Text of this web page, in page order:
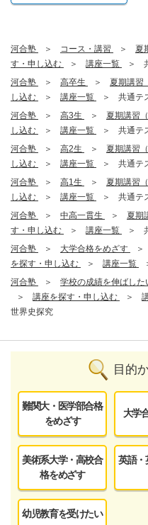
河合塾 コース・講習 夏
す・申し込む
講座一覧
河合塾
高卒生 夏期講習
し込む
講座一覧
共通テ
河合塾
高3生 夏期講習
し込む
講座一覧
共通テ
河合塾
高2生 夏期講習
し込む
講座一覧
共通テ
河合塾
高1生 夏期講習
し込む
講座一覧
共通テ
河合塾
中高一貫生 夏期
す・申し込む
講座一覧
河合塾
大学合格をめざす
を探す・申し込む
講座一覧
河合塾
学校の成績を伸ばした
講座を探す・申し込む
世界史探究
目的
難関大・医学部合格
をめざす
大学
美術系大学・高校合
格をめざす
英語・
幼児教育を受けたい